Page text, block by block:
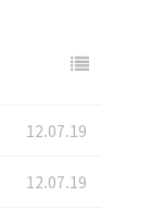
12.07.19
12.07.19